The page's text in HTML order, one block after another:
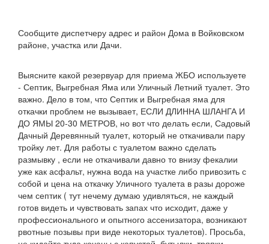
Сообщите диспетчеру адрес и район Дома в Войковском
районе, участка или Дачи.
Выясните какой резервуар для приема ЖБО используете
- Септик, Выгребная Яма или Уличный Летний туалет. Это
важно. Дело в том, что Септик и Выгребная яма для
откачки проблем не вызывает, ЕСЛИ ДЛИННА ШЛАНГА И
ДО ЯМЫ 20-30 МЕТРОВ, но вот что делать если, Садовый
Дачный Деревянный туалет, который не откачивали пару
тройку лет. Для работы с туалетом важно сделать
размывку , если не откачивали давно то внизу фекалии
уже как асфальт, нужна вода на участке либо привозить с
собой и цена на откачку Уличного туалета в разы дороже
чем септик ( тут нечему думаю удивляться, не каждый
готов видеть и чувствовать запах что исходит, даже у
профессионального и опытного ассенизатора, возникают
рвотные позывы при виде некоторых туалетов). Просьба,